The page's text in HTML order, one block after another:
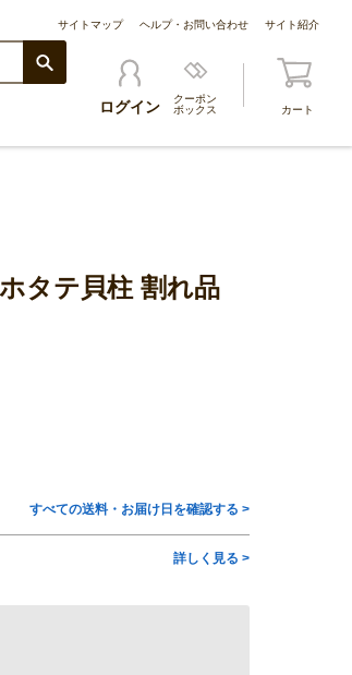
サイトマップ ヘルプ・お問い合わせ サイト紹介
ログイン
クーポン
ボックス
カート
タテ貝柱 割れ品
すべての送料・お届け日を確認する >
詳しく見る >